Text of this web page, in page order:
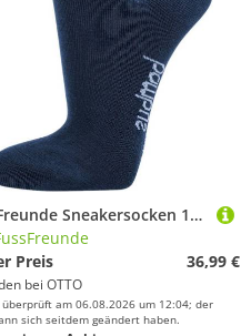
FussFreunde Sneakersocken 12 Paar superweiche Sneaker-Socken Bambus-Socken mit ANTILOCH-Garantie (12 Paar) handgekettelt, Spitze und Ferse verstärkt
Preis
36,99 €
bei OTTO
am 06.08.2026 um 12:04; der
sich seitdem geändert haben.